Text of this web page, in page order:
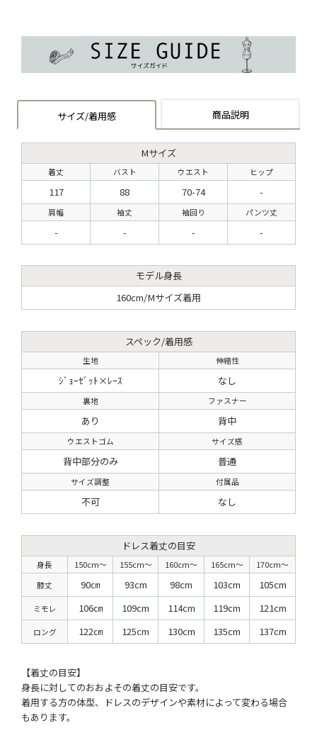
サイズ/着用感 商品説明
Mサイズ
着丈 バスト ウエスト ヒップ
117 88 70-74 -
肩幅 袖丈 袖回り パンツ丈
- - - -
モデル身長
160cm/Mサイズ着用
スペック/着用感
生地 伸縮性
ｼﾞｮｰｾﾞｯﾄ×ﾚｰｽ なし
裏地 ファスナー
あり 背中
ウエストゴム サイズ感
背中部分のみ 普通
サイズ調整 付属品
不可 なし
ドレス着丈の目安
身長 150cm〜 155cm〜 160cm〜 165cm〜
170cm〜
膝丈
90㎝ 93cm 98cm 103cm 105cm
ミモレ 106㎝ 109cm 114cm 119cm 121cm
ロング 122㎝ 125cm 130cm 135cm 137cm
【着丈の目安】
身長に対してのおおよその着丈の目安です。
着用する方の体型、ドレスのデザインや素材によって変わる場合
もあります。